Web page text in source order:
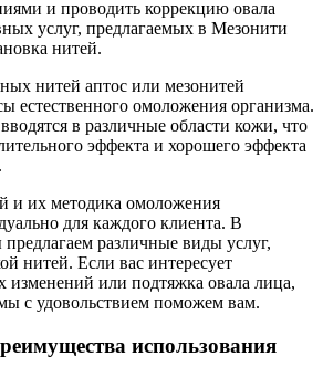
и проводить коррекцию овала
услуг, предлагаемых в Мезонити
нитей.
нитей аптос или мезонитей
естественного омоложения организма.
в различные области кожи, что
эффекта и хорошего эффекта
и их методика омоложения
для каждого клиента. В
различные виды услуг,
нитей. Если вас интересует
изменений или подтяжка овала лица,
с удовольствием поможем вам.
использования